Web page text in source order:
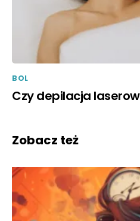
BOL
Czy depilacja
Zobacz też